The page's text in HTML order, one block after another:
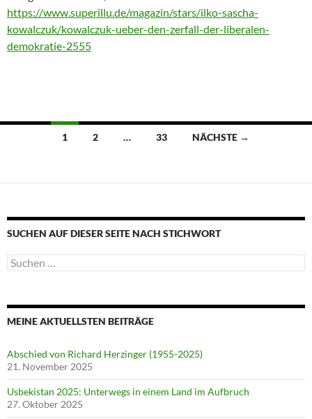
https://www.superillu.de/magazin/stars/ilko-sascha-
kowalczuk/kowalczuk-ueber-den-zerfall-der-liberalen-
demokratie-2555
Beitragsnavigation
1 2 … 33 NÄCHSTE →
SUCHEN AUF DIESER SEITE NACH STICHWORT
Suche
nach:
MEINE AKTUELLSTEN BEITRÄGE
Abschied von Richard Herzinger (1955-2025)
21. November 2025
Usbekistan 2025: Unterwegs in einem Land im Aufbruch
27. Oktober 2025